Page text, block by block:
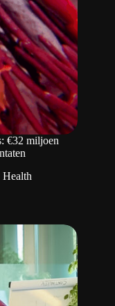
€32 miljoen
Health